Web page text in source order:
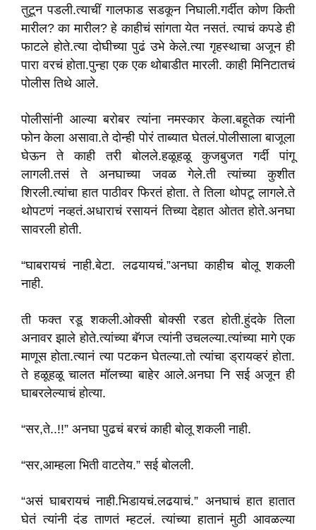
तुटून पडली.त्याचीं गालफाड सडकून निघाली.गर्दीत कोण किती
मारील? का मारील? हे काहीचं सांगता येत नसतं. त्याचं कपडे ही
फाटले होते.त्या दोघीच्या पुढं उभे केले.त्या गृहस्थाचा अजून ही
पारा वरचं होता.पुन्हा एक एक थोबाडीत मारली. काही मिनिटातचं
पोलीस तिथे आले.
पोलीसांनी आल्या बरोबर त्यांना नमस्कार केला.बहूतेक त्यांनी
फोन केला असावा.ते दोन्ही पोरं ताब्यात घेतलं.पोलीसाला बाजूला
घेऊन ते काही तरी बोलले.हळूहळू कुजबुजत गर्दी पांगू
लागली.तसं ते अनघाच्या जवळ गेले.ती त्यांच्या कुशीत
शिरली.त्यांचा हात पाठीवर फिरतं होता. ते तिला थोपटू लागले.ते
थोपटणं नव्हतं.अधाराचं रसायनं तिच्या देहात ओतत होते.अनघा
सावरली होती.
“घाबरायचं नाही.बेटा. लढयायचं.”अनघा काहीच बोलू शकली
नाही.
ती फक्त रडू शकली.ओक्सी बोक्सी रडत होती.हुंदके तिला
अनावर झाले होते.त्यांच्या बॅगज त्यांनी उचलल्या.त्यांच्या मागे एक
माणूस होता.त्यानं त्या पटकन घेतल्या.तो त्यांचा ड्रायव्हरं होता.
ते हळूहळू चालत मॉलच्या बाहेर आले.अनघा नि सई अजून ही
घाबरलेल्याचं होत्या.
“सर,ते..!!” अनघा पुढचं बरचं काही बोलू शकली नाही.
“सर,आम्हला भिती वाटतेय.” सई बोलली.
“असं घाबरायचं नाही.भिडायचं.लढयाचं.” अनघाचं हात हातात
घेतं त्यांनी दंड ताणतं म्हटलं. त्यांच्या हातानं मुठी आवळल्या